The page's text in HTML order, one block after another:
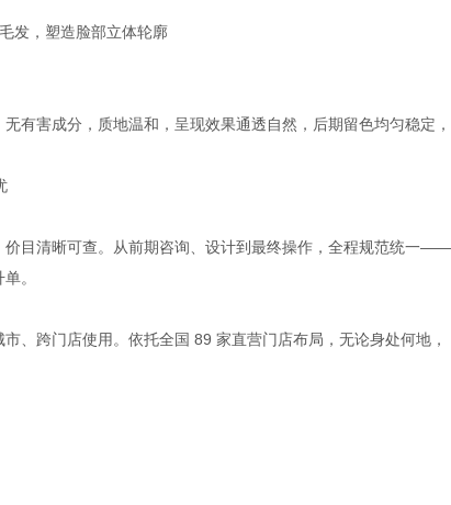
发，塑造脸部立体轮廓
有害成分，质地温和，呈现效果通透自然，后期留色均匀稳定，
价目清晰可查。从前期咨询、设计到最终操作，全程规范统一——
。
、跨门店使用。依托全国 89 家直营门店布局，无论身处何地，